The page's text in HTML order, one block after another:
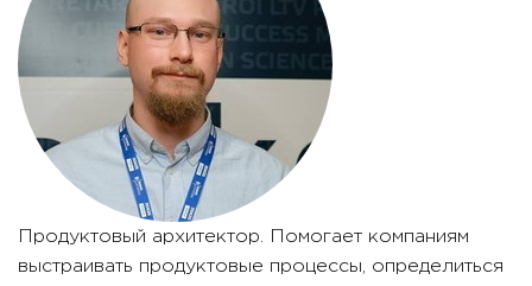
Продуктовый архитектор. Помогает компаниям
выстраивать продуктовые процессы, определиться